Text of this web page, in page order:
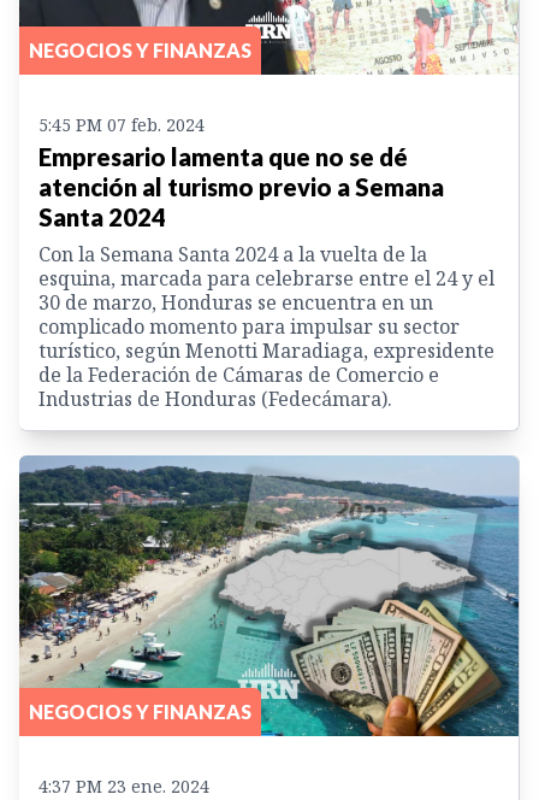
NEGOCIOS Y FINANZAS
5:45 PM 07 feb. 2024
Empresario lamenta que no se dé
atención al turismo previo a Semana
Santa 2024
Con la Semana Santa 2024 a la vuelta de la
esquina, marcada para celebrarse entre el 24 y el
30 de marzo, Honduras se encuentra en un
complicado momento para impulsar su sector
turístico, según Menotti Maradiaga, expresidente
de la Federación de Cámaras de Comercio e
Industrias de Honduras (Fedecámara).
NEGOCIOS Y FINANZAS
4:37 PM 23 ene. 2024